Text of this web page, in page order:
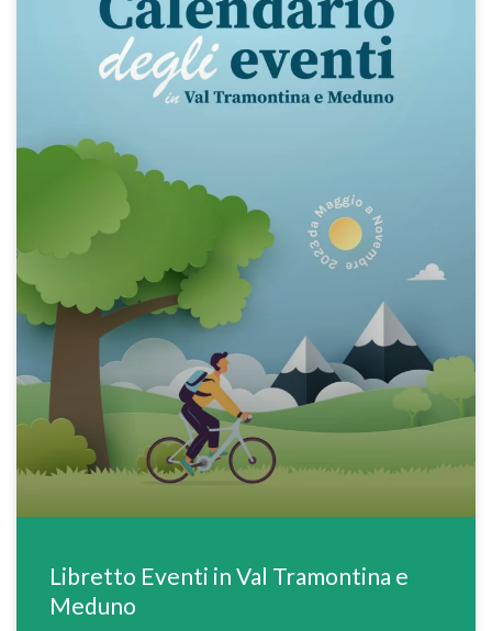
Libretto Eventi in Val Tramontina e
Meduno